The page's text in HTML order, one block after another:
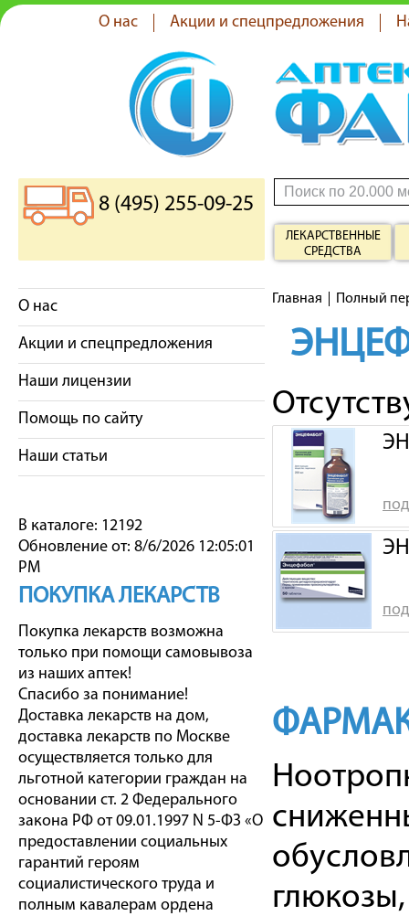
О нас Акции и спецпредложения
8 (495) 255-09-25
ЛЕКАРСТВЕННЫЕ
СРЕДСТВА
О нас
Акции и спецпредложения
Наши лицензии
Помощь по сайту
Наши статьи
В каталоге: 12192
Обновление от: 8/6/2026 12:05:01
PM
ПОКУПКА ЛЕКАРСТВ
Покупка лекарств возможна
только при помощи самовывоза
из наших аптек!
Спасибо за понимание!
Доставка лекарств на дом,
доставка лекарств по Москве
осуществляется только для
льготной категории граждан на
основании ст. 2 Федерального
закона РФ от 09.01.1997 N 5-ФЗ «О
предоставлении социальных
гарантий героям
социалистического труда и
полным кавалерам ордена
Главная Полный